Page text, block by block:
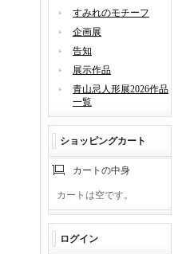
すみれのモチーフ
企画展
告知
展示作品
青山忌人形展2026作品
一覧
ショッピングカート
カートの中身
カートは空です。
ログイン